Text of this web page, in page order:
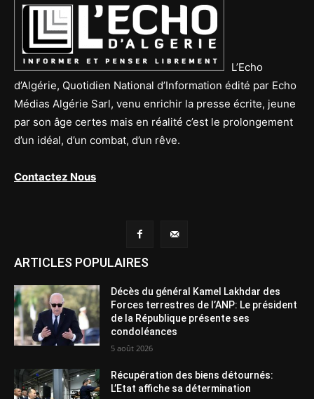
L’Echo
d’Algérie, Quotidien National d’Information édité par Echo
Médias Algérie Sarl, venu enrichir la presse écrite, jeune
par son âge certes mais en réalité c’est le prolongement
d’un idéal, d’un combat, d’un rêve.
Contactez Nous
ARTICLES POPULAIRES
Décès du général Kamel Lakhdar des
Forces terrestres de l’ANP: Le président
de la République présente ses
condoléances
5 août 2026
Récupération des biens détournés:
L’Etat affiche sa détermination